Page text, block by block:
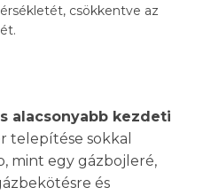
csökkentve az
alacsonyabb kezdeti
telepítése sokkal
mint egy gázbojleré,
és